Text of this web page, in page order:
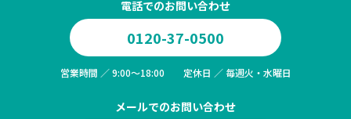
電話でのお問い合わせ
0120-37-0500
営業時間 ／ 9:00～18:00 定休日 ／ 毎週火・水曜日
メールでのお問い合わせ